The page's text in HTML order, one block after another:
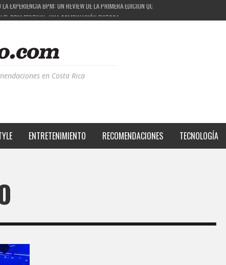
EL BPM FESTIVAL: UNA COMBINACIÓN EXITOSA
EL PROYECTO QUE ESTÁ TRANSFORMANDO LA CALIDAD DE VIDA DEL
en Costa Rica
ENTRETENIMIENTO RECOMENDACIONES TECNOLOGÍA